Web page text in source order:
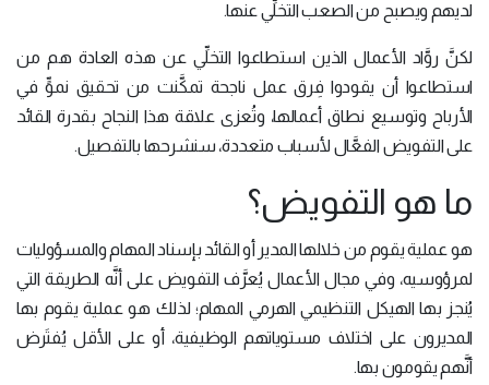
لديهم ويصبح من الصعب التخلِّي عنها.
لكنَّ روَّاد الأعمال الذين استطاعوا التخلِّي عن هذه العادة هم من
استطاعوا أن يقودوا فِرق عمل ناجحة تمكَّنت من تحقيق نموٍّ في
الأرباح وتوسيع نطاق أعمالها، وتُعزى علاقة هذا النجاح بقدرة القائد
على التفويض الفعَّال لأسباب متعددة، سنشرحها بالتفصيل.
ما هو التفويض؟
هو عملية يقوم من خلالها المدير أو القائد بإسناد المهام والمسؤوليات
لمرؤوسيه، وفي مجال الأعمال يُعرَّف التفويض على أنَّه الطريقة التي
يُنجز بها الهيكل التنظيمي الهرمي المهام؛ لذلك هو عملية يقوم بها
المديرون على اختلاف مستوياتهم الوظيفية، أو على الأقل يُفتَرض
أنَّهم يقومون بها.